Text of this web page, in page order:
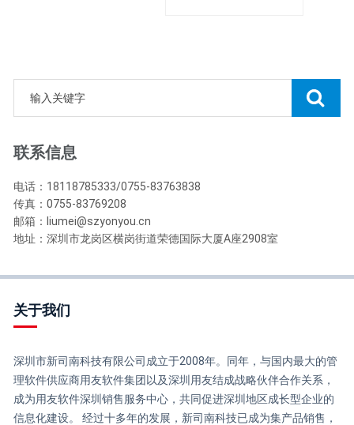
联系信息
电话：18118785333/0755-83763838
传真：0755-83769208
邮箱：liumei@szyonyou.cn
地址：深圳市龙岗区横岗街道荣德国际大厦A座2908室
关于我们
深圳市新司南科技有限公司成立于2008年。同年，与国内最大的管
理软件供应商用友软件集团以及深圳用友结成战略伙伴合作关系，
成为用友软件深圳销售服务中心，共同促进深圳地区成长型企业的
信息化建设。 经过十多年的发展，新司南科技已成为集产品销售，